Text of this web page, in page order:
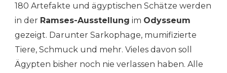
180 Artefakte und ägyptischen Schätze werden
in der Ramses-Ausstellung im Odysseum
gezeigt. Darunter Sarkophage, mumifizierte
Tiere, Schmuck und mehr. Vieles davon soll
Ägypten bisher noch nie verlassen haben. Alle